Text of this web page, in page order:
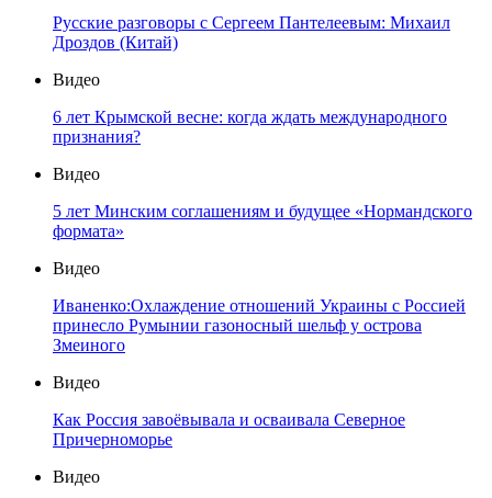
Русские разговоры с Сергеем Пантелеевым: Михаил
Дроздов (Китай)
Видео
6 лет Крымской весне: когда ждать международного
признания?
Видео
5 лет Минским соглашениям и будущее «Нормандского
формата»
Видео
Иваненко:Охлаждение отношений Украины с Россией
принесло Румынии газоносный шельф у острова
Змеиного
Видео
Как Россия завоёвывала и осваивала Северное
Причерноморье
Видео